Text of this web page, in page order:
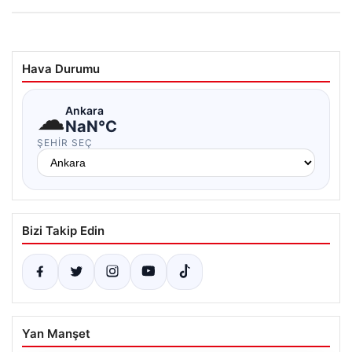
Hava Durumu
☁Ankara
NaN°C
ŞEHIR SEÇ
Bizi Takip Edin
Yan Manşet